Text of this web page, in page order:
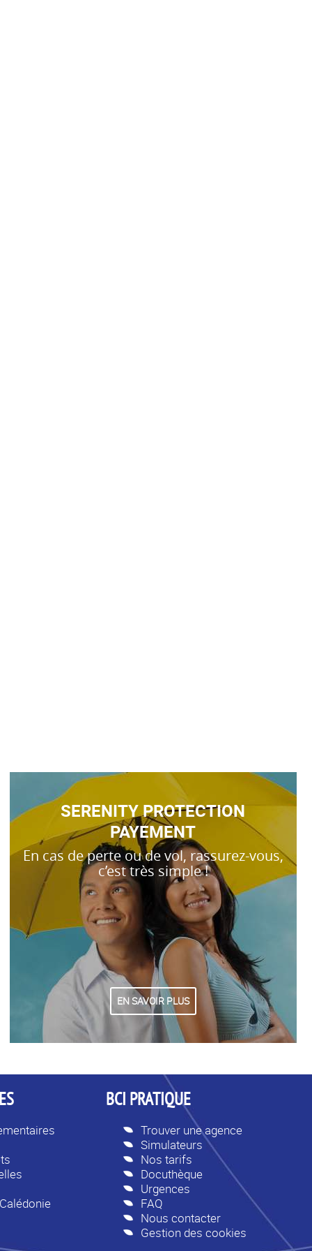
SERENITY PROTECTION
PAYEMENT
En cas de perte ou de vol, rassurez-vous,
c’est très simple !
EN SAVOIR PLUS
BCI PRATIQUE
Trouver une agence
Simulateurs
Nos tarifs
Docuthèque
Urgences
FAQ
Nous contacter
Gestion des cookies